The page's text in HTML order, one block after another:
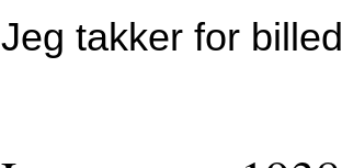
Jeg takker for